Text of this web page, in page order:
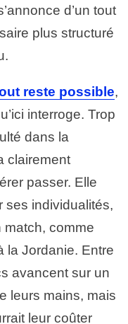
d’un tout
plus structuré
reste possible,
interroge. Trop
dans la
clairement
passer. Elle
ses individualités,
comme
la Jordanie. Entre
avancent sur un
leurs mains, mais
leur coûter